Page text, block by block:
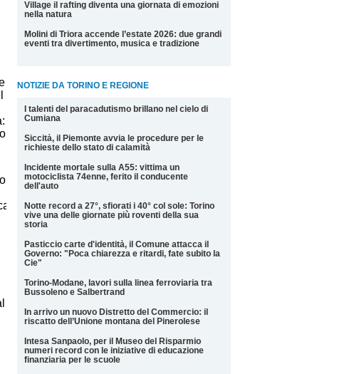
Village il rafting diventa una giornata di emozioni
nella natura
Molini di Triora accende l’estate 2026: due grandi
eventi tra divertimento, musica e tradizione
NOTIZIE DA TORINO E REGIONE
I talenti del paracadutismo brillano nel cielo di
Cumiana
Siccità, il Piemonte avvia le procedure per le
richieste dello stato di calamità
Incidente mortale sulla A55: vittima un
motociclista 74enne, ferito il conducente
dell'auto
Notte record a 27°, sfiorati i 40° col sole: Torino
vive una delle giornate più roventi della sua
storia
Pasticcio carte d'identità, il Comune attacca il
Governo: "Poca chiarezza e ritardi, fate subito la
Cie"
Torino-Modane, lavori sulla linea ferroviaria tra
Bussoleno e Salbertrand
In arrivo un nuovo Distretto del Commercio: il
riscatto dell’Unione montana del Pinerolese
Intesa Sanpaolo, per il Museo del Risparmio
numeri record con le iniziative di educazione
finanziaria per le scuole